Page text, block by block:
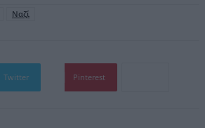
Ναζί
Twitter Pinterest